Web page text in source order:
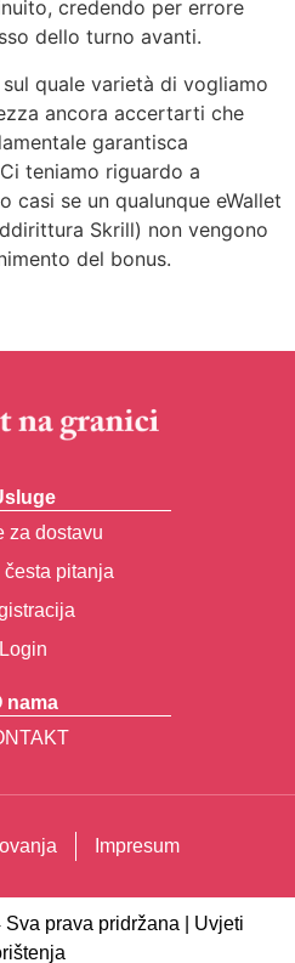
credendo per errore
dello turno avanti.
quale varietà di vogliamo
ancora accertarti che
garantisca
teniamo riguardo a
casi se un qualunque eWallet
Skrill) non vengono
del bonus.
za dostavu
pitanja
Login
nama
Impresum
prava pridržana | Uvjeti